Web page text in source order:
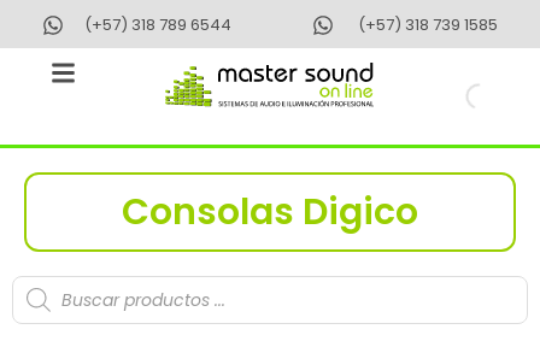
contenido
(+57) 318 789 6544 (+57) 318 739 1585
Consolas Digico
Búsqueda
de
productos